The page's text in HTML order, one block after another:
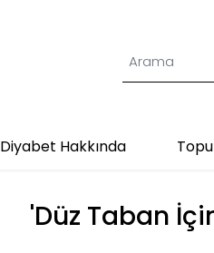
Diyabet Hakkında
'Düz Taban